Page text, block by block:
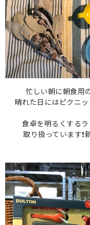
忙しい朝に朝食用
晴れた日にはピクニ
食卓を明るくする
取り扱っています❗️